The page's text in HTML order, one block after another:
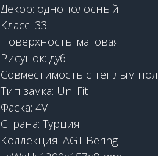
Декор: однополосный
Класс: 33
Поверхность: матовая
Рисунок: дуб
Совместимость с теплым
Тип замка: Uni Fit
Фаска: 4V
Страна: Турция
Коллекция: AGT Bering